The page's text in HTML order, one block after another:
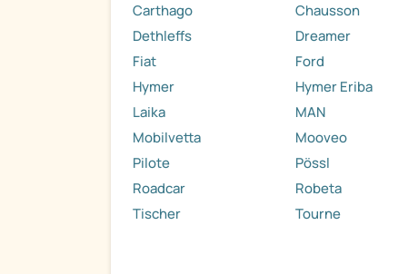
Carthago
Chausson
Dethleffs
Dreamer
Fiat
Ford
Hymer
Hymer Eriba
Laika
MAN
Mobilvetta
Mooveo
Pilote
Pössl
Roadcar
Robeta
Tischer
Tourne